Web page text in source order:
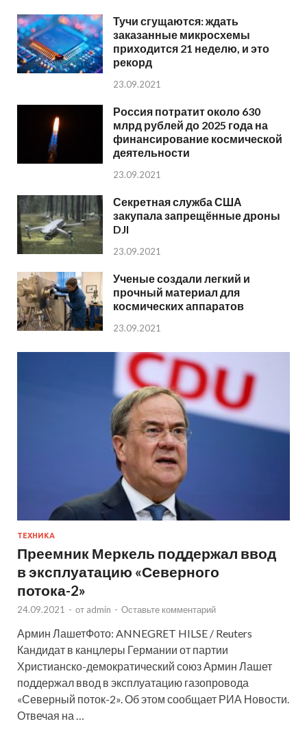
Тучи сгущаются: ждать
заказанные микросхемы
приходится 21 неделю, и это
рекорд
23.09.2021
Россия потратит около 630
млрд рублей до 2025 года на
финансирование космической
деятельности
23.09.2021
Секретная служба США
закупала запрещённые дроны
DJI
23.09.2021
Ученые создали легкий и
прочный материал для
космических аппаратов
23.09.2021
ТЕХНИКА
Преемник Меркель поддержал ввод
в эксплуатацию «Северного
потока-2»
24.09.2021 - от admin - Оставьте комментарий
Армин ЛашетФото: ANNEGRET HILSE / Reuters
Кандидат в канцлеры Германии от партии
Христианско-демократический союз Армин Лашет
поддержал ввод в эксплуатацию газопровода
«Северный поток-2». Об этом сообщает РИА Новости.
Отвечая на …